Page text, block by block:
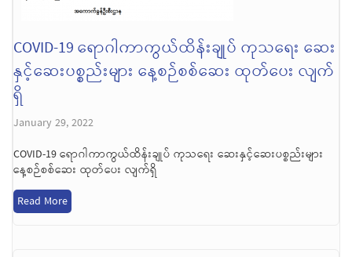
COVID-19 ရောဂါကာကွယ်ထိန်းချုပ် ကုသရေး ဆေး
နှင့်ဆေးပစ္စည်းများ နေ့စဉ်စစ်ဆေး ထုတ်ပေး လျက်
ရှိ
January 29, 2022
COVID-19 ရောဂါကာကွယ်ထိန်းချုပ် ကုသရေး ဆေးနှင့်ဆေးပစ္စည်းများ
နေ့စဉ်စစ်ဆေး ထုတ်ပေး လျက်ရှိ
Read More